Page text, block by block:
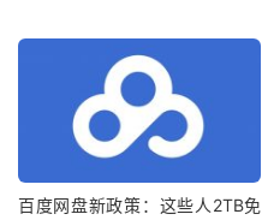
百度网盘新政策：这些人2TB免